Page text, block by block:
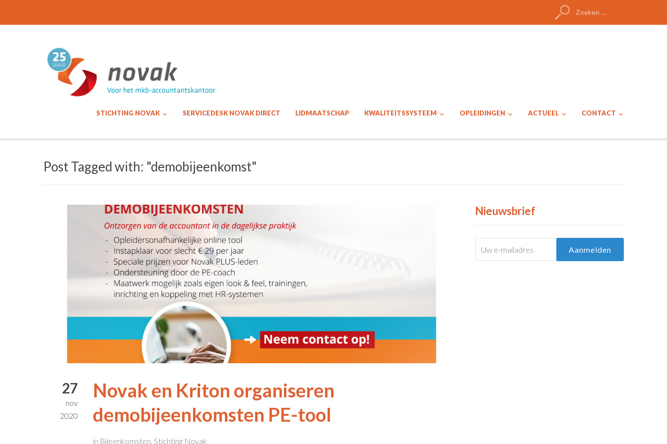
Zoeken
naar:
STICHTING NOVAK SERVICEDESK NOVAK DIRECT LIDMAATSCHAP KWALITEITSSYSTEEM OPLEIDINGEN ACTUEEL CONTACT
Post Tagged with: "demobijeenkomst"
27
nov
2020
Novak en Kriton organiseren
demobijeenkomsten PE-tool
in Bijeenkomsten, Stichting Novak
Nieuwsbrief